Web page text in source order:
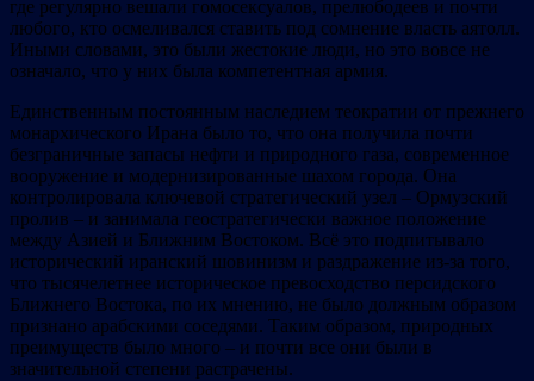
где регулярно вешали гомосексуалов, прелюбодеев и почти
любого, кто осмеливался ставить под сомнение власть аятолл.
Иными словами, это были жестокие люди, но это вовсе не
означало, что у них была компетентная армия.
Единственным постоянным наследием теократии от прежнего
монархического Ирана было то, что она получила почти
безграничные запасы нефти и природного газа, современное
вооружение и модернизированные шахом города. Она
контролировала ключевой стратегический узел – Ормузский
пролив – и занимала геостратегически важное положение
между Азией и Ближним Востоком. Всё это подпитывало
исторический иранский шовинизм и раздражение из-за того,
что тысячелетнее историческое превосходство персидского
Ближнего Востока, по их мнению, не было должным образом
признано арабскими соседями. Таким образом, природных
преимуществ было много – и почти все они были в
значительной степени растрачены.